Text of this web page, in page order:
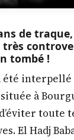
de
tombé !
interpellé
à
toute
El Hadj